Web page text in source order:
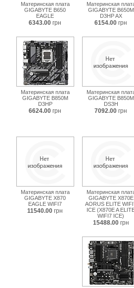
Материнская плата
GIGABYTE B650
EAGLE
6343.00 грн
Материнская
GIGABYTE B650M
D3HP AX
6154.00 грн
Материнская плата
GIGABYTE B850M
D3HP
6624.00 грн
Материнская
GIGABYTE B850M
DS3H
7092.00 грн
Материнская плата
GIGABYTE X870
EAGLE WIFI7
11540.00 грн
Материнская
GIGABYTE X870E
AORUS ELITE
ICE (X870E A
WIFI7 ICE)
15488.00 грн